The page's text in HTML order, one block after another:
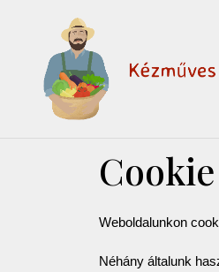
Weboldalunkon
Néhány általunk